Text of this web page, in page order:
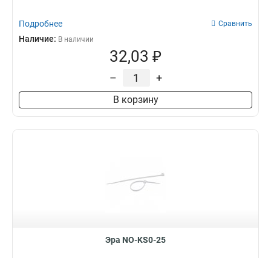
Подробнее Сравнить
Наличие: В наличии
32,03 ₽
– +
В корзину
Эра NO-KS0-25